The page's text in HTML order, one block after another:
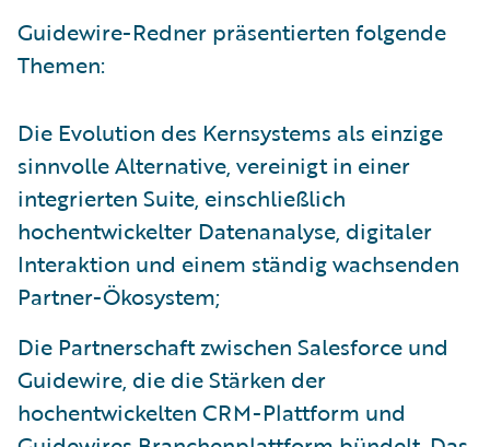
Guidewire-Redner präsentierten folgende
Themen:
Die Evolution des Kernsystems als einzige
sinnvolle Alternative, vereinigt in einer
integrierten Suite, einschließlich
hochentwickelter Datenanalyse, digitaler
Interaktion und einem ständig wachsenden
Partner-Ökosystem;
Die Partnerschaft zwischen Salesforce und
Guidewire, die die Stärken der
hochentwickelten CRM-Plattform und